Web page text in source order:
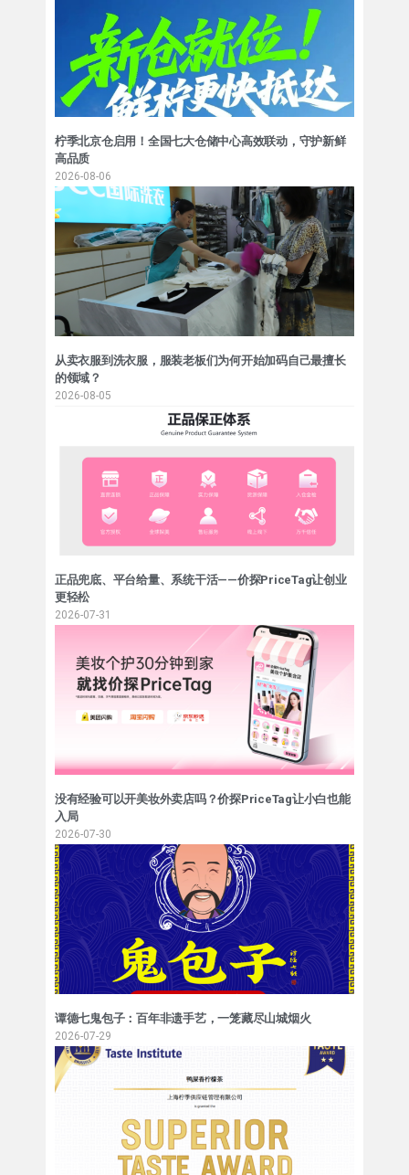
柠季北京仓启用！全国七大仓储中心高效联动，守护新鲜
高品质
2026-08-06
从卖衣服到洗衣服，服装老板们为何开始加码自己最擅长
的领域？
2026-08-05
正品兜底、平台给量、系统干活——价探PriceTag让创业
更轻松
2026-07-31
没有经验可以开美妆外卖店吗？价探PriceTag让小白也能
入局
2026-07-30
谭德七鬼包子：百年非遗手艺，一笼藏尽山城烟火
2026-07-29